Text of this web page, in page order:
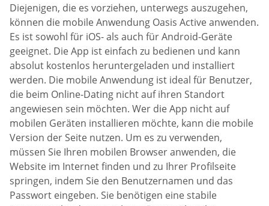
Diejenigen, die es vorziehen, unterwegs auszugehen,
können die mobile Anwendung Oasis Active anwenden.
Es ist sowohl für iOS- als auch für Android-Geräte
geeignet. Die App ist einfach zu bedienen und kann
absolut kostenlos heruntergeladen und installiert
werden. Die mobile Anwendung ist ideal für Benutzer,
die beim Online-Dating nicht auf ihren Standort
angewiesen sein möchten. Wer die App nicht auf
mobilen Geräten installieren möchte, kann die mobile
Version der Seite nutzen. Um es zu verwenden,
müssen Sie Ihren mobilen Browser anwenden, die
Website im Internet finden und zu Ihrer Profilseite
springen, indem Sie den Benutzernamen und das
Passwort eingeben. Sie benötigen eine stabile